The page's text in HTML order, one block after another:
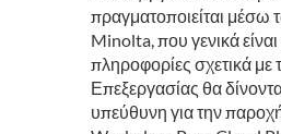
πραγματοποιείται
Minolta, που γενικά
πληροφορίες σχετικά
Επεξεργασίας θα
υπεύθυνη για την